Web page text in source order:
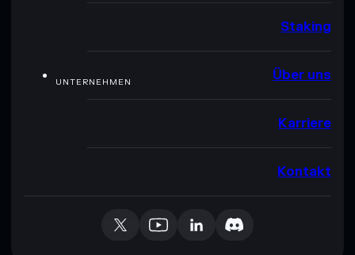
Staking
UNTERNEHMEN Über uns
Karriere
Kontakt